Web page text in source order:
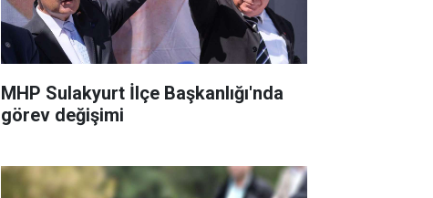
MHP Sulakyurt İlçe Başkanlığı'nda
görev değişimi